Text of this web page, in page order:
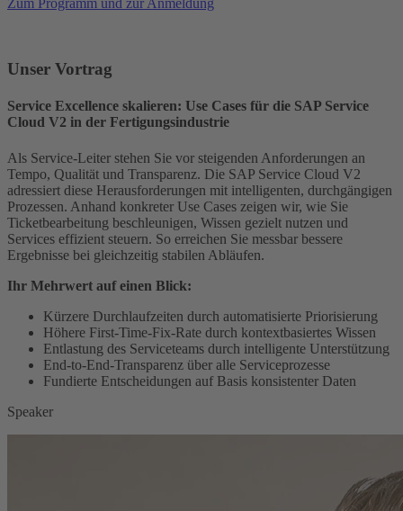
Zum Programm und zur Anmeldung
Unser Vortrag
Service Excellence skalieren: Use Cases für die SAP Service
Cloud V2 in der Fertigungsindustrie
Als Service-Leiter stehen Sie vor steigenden Anforderungen an
Tempo, Qualität und Transparenz. Die SAP Service Cloud V2
adressiert diese Herausforderungen mit intelligenten, durchgängigen
Prozessen. Anhand konkreter Use Cases zeigen wir, wie Sie
Ticketbearbeitung beschleunigen, Wissen gezielt nutzen und
Services effizient steuern. So erreichen Sie messbar bessere
Ergebnisse bei gleichzeitig stabilen Abläufen.
Ihr Mehrwert auf einen Blick:
Kürzere Durchlaufzeiten durch automatisierte Priorisierung
Höhere First-Time-Fix-Rate durch kontextbasiertes Wissen
Entlastung des Serviceteams durch intelligente Unterstützung
End-to-End-Transparenz über alle Serviceprozesse
Fundierte Entscheidungen auf Basis konsistenter Daten
Speaker